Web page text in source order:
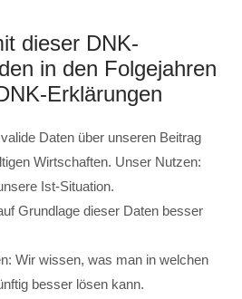
dieser DNK-
in den Folgejahren
Erklärungen
Daten über unseren Beitrag
Wirtschaften. Unser Nutzen:
Ist-Situation.
Grundlage dieser Daten besser
Wir wissen, was man in welchen
besser lösen kann.